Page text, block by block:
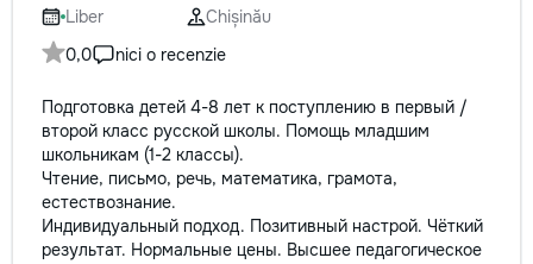
Liber
Chișinău
0,0
nici o recenzie
Подготовка детей 4-8 лет к поступлению в первый /
второй класс русской школы. Помощь младшим
школьникам (1-2 классы).
Чтение, письмо, речь, математика, грамота,
естествознание.
Индивидуальный подход. Позитивный настрой. Чёткий
результат. Нормальные цены. Высшее педагогическое